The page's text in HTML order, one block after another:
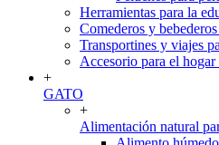
Herramientas para la
Comederos y
Transportines y viajes
Accesorio para el
+
GATO
+
Alimentación natural